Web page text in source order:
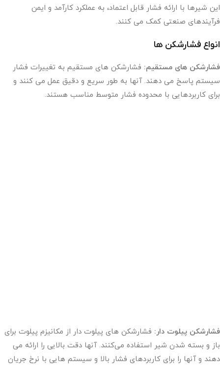
این شیرها با ارائه فشار قابل اعتماد، به عملکرد کارآمد و ایمن
فرآیندهای صنعتی کمک می کنند.
انواع فشارشکن ها
فشارشکن های مستقیم: فشارشکن های مستقیم به تغییرات فشار
سیستم پاسخ می دهند. آنها به طور سریع و دقیق عمل می کنند و
برای کاربردهایی با محدوده فشار متوسط ​​مناسب هستند.
فشارشکن پیلوت دار: فشارشکن های پیلوت دار از مکانیزم پیلوت برای
باز و بسته شدن شیر استفاده می‌کنند. آنها دقت بالایی را ارائه می
دهند و آنها را برای کاربردهای فشار بالا و سیستم هایی با نرخ جریان